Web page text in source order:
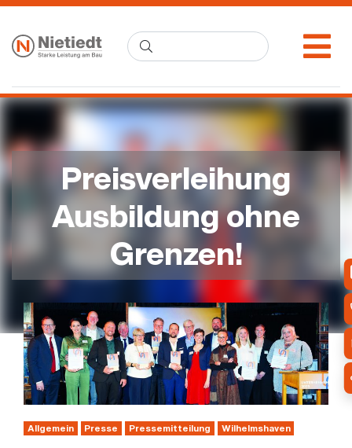
Preisverleihung
Ausbildung ohne
Grenzen!
Allgemein Presse Pressemitteilung Wilhelmshaven